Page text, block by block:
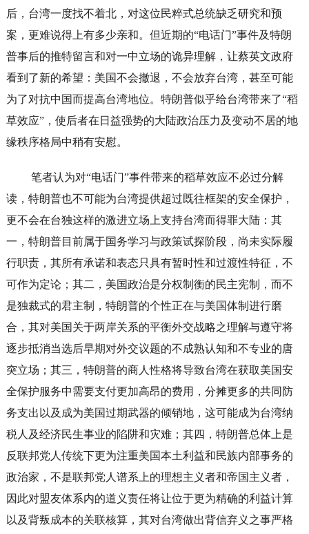
后，台湾一度找不着北，对这位民粹式总统缺乏研究和预
案，更难说得上有多少亲和。但近期的“电话门”事件及特朗
普事后的推特留言和对一中立场的诡异理解，让蔡英文政府
看到了新的希望：美国不会撤退，不会放弃台湾，甚至可能
为了对抗中国而提高台湾地位。特朗普似乎给台湾带来了“稻
草效应”，使后者在日益强势的大陆政治压力及变动不居的地
缘秩序格局中稍有安慰。
笔者认为对“电话门”事件带来的稻草效应不必过分解
读，特朗普也不可能为台湾提供超过既往框架的安全保护，
更不会在台独这样的激进立场上支持台湾而得罪大陆：其
一，特朗普目前属于国务学习与政策试探阶段，尚未实际履
行职责，其所有承诺和表态只具有暂时性和过渡性特征，不
可作为定论；其二，美国政治是分权制衡的民主宪制，而不
是独裁式的君主制，特朗普的个性正在与美国体制进行磨
合，其对美国关于两岸关系的平衡外交战略之理解与遵守将
逐步抵消当选后早期对外交议题的不成熟认知和不专业的唐
突立场；其三，特朗普的商人性格将导致台湾在获取美国安
全保护服务中需要支付更加高昂的费用，分摊更多的共同防
务支出以及成为美国过期武器的倾销地，这可能成为台湾纳
税人及经济民生事业的陷阱和灾难；其四，特朗普总体上是
反联邦党人传统下更为注重美国本土利益和民族内部事务的
政治家，不是联邦党人谱系上的理想主义者和帝国主义者，
因此对盟友体系内的道义责任将让位于更为精确的利益计算
以及背叛成本的关联核算，其对台湾做出背信弃义之事严格